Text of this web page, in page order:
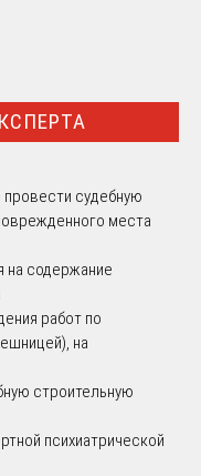
провести судебную
места
на содержание
работ по
на
строительную
психиатрической